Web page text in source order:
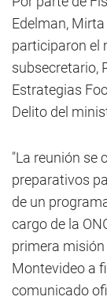
Edelman,
participaron el
subsecretario,
Estrategias
Delito del
"La reunión se
preparativos
de un
cargo de la
primera
Montevideo a
comunicado